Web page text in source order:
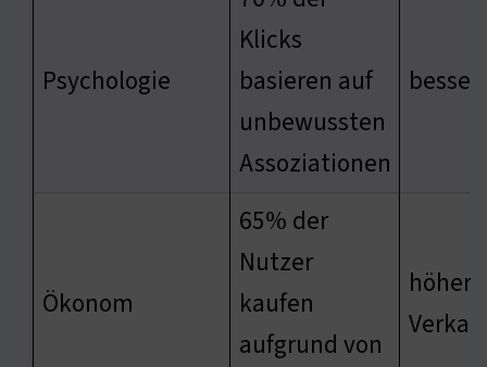
Psychologie
Klicks
basieren auf
unbewussten
Assoziationen
Ökonom
65% der
Nutzer
kaufen
aufgrund von
höhere